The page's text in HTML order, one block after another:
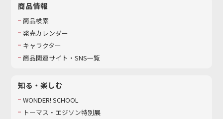
商品情報
商品検索
発売カレンダー
キャラクター
商品関連サイト・SNS一覧
知る・楽しむ
WONDER! SCHOOL
トーマス・エジソン特別展